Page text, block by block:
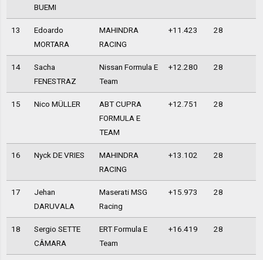
BUEMI
13
Edoardo
MORTARA
MAHINDRA
RACING
+11.423 28
14
Sacha
FENESTRAZ
Nissan Formula E
Team
+12.280 28
15 Nico MÜLLER
ABT CUPRA
FORMULA E
TEAM
+12.751 28
16 Nyck DE VRIES
MAHINDRA
RACING
+13.102 28
17
Jehan
DARUVALA
Maserati MSG
Racing
+15.973 28
18
Sergio SETTE
CÂMARA
ERT Formula E
Team
+16.419 28